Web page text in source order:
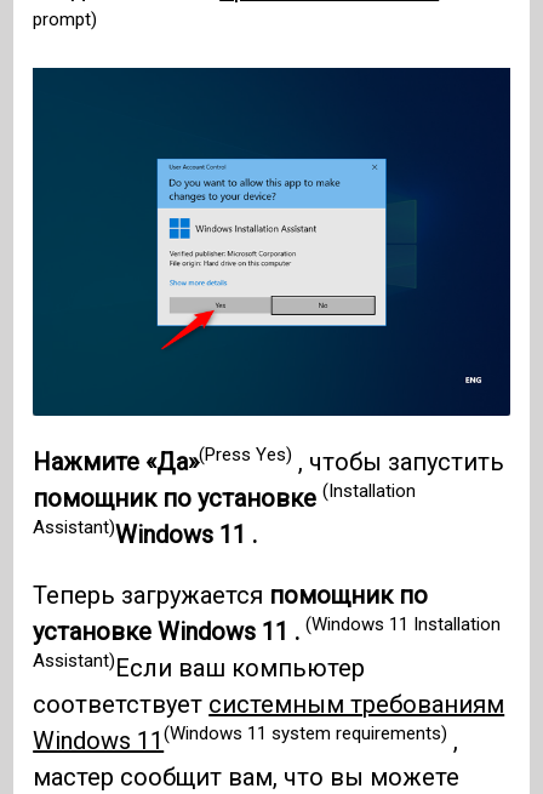
prompt)
Нажмите «Да»(Press Yes) , чтобы запустить
помощник по установке(Installation
Assistant)Windows 11 .
Теперь загружается помощник по
установке Windows 11 .(Windows 11 Installation
Assistant)Если ваш компьютер
соответствует системным требованиям
Windows 11(Windows 11 system requirements) ,
мастер сообщит вам, что вы можете